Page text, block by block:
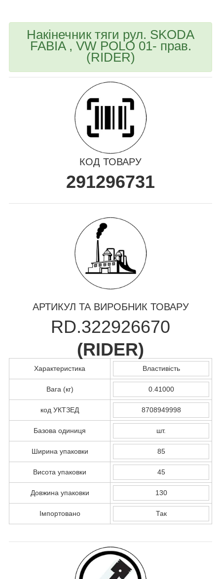
Накінечник тяги рул. SKODA
FABIA , VW POLO 01- прав.
(RIDER)
КОД ТОВАРУ
291296731
АРТИКУЛ ТА ВИРОБНИК ТОВАРУ
RD.322926670
(RIDER)
Характеристика Властивість
Вага (кг) 0.41000
код УКТЗЕД 8708949998
Базова одиниця шт.
Ширина упаковки 85
Висота упаковки 45
Довжина упаковки 130
Імпортовано Так